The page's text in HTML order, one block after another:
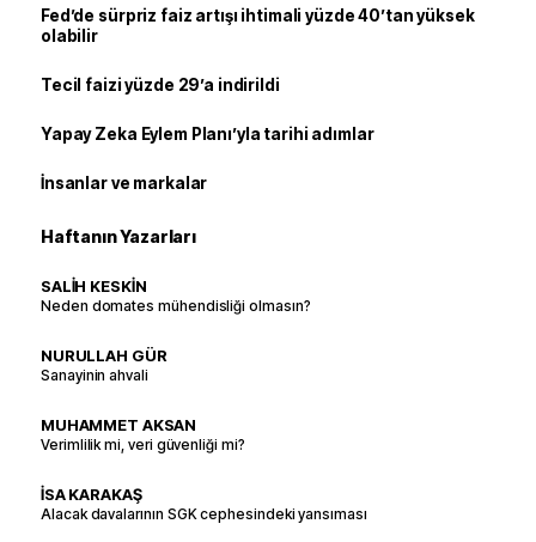
Fed’de sürpriz faiz artışı ihtimali yüzde 40’tan yüksek
olabilir
Tecil faizi yüzde 29’a indirildi
Yapay Zeka Eylem Planı’yla tarihi adımlar
İnsanlar ve markalar
Haftanın Yazarları
SALİH KESKİN
Neden domates mühendisliği olmasın?
NURULLAH GÜR
Sanayinin ahvali
MUHAMMET AKSAN
Verimlilik mi, veri güvenliği mi?
İSA KARAKAŞ
Alacak davalarının SGK cephesindeki yansıması